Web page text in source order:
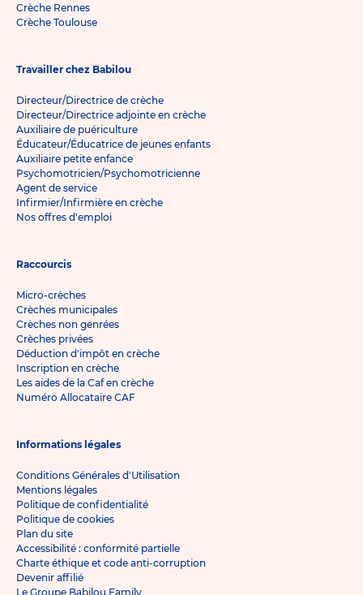
Crèche Rennes
Crèche Toulouse
Travailler chez Babilou
Directeur/Directrice de crèche
Directeur/Directrice adjointe en crèche
Auxiliaire de puériculture
Éducateur/Éducatrice de jeunes enfants
Auxiliaire petite enfance
Psychomotricien/Psychomotricienne
Agent de service
Infirmier/Infirmière en crèche
Nos offres d'emploi
Raccourcis
Micro-crèches
Crèches municipales
Crèches non genrées
Crèches privées
Déduction d'impôt en crèche
Inscription en crèche
Les aides de la Caf en crèche
Numéro Allocataire CAF
Informations légales
Conditions Générales d'Utilisation
Mentions légales
Politique de confidentialité
Politique de cookies
Plan du site
Accessibilité : conformité partielle
Charte éthique et code anti-corruption
Devenir affilié
Le Groupe Babilou Family